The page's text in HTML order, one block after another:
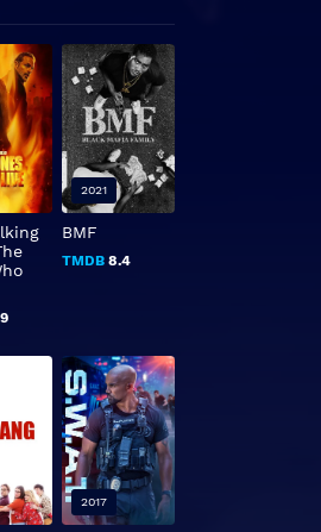
BMF
TMDB 8.4
2021
2017